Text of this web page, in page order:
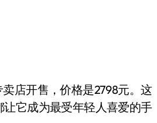
店开售，价格是2798元。这
它成为最受年轻人喜爱的手